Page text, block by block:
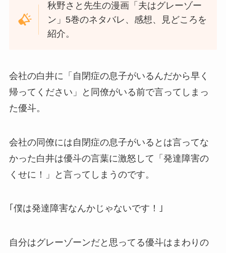
秋野さと先生の漫画「夫はグレーゾー
ン」5巻のネタバレ、感想、見どころを
紹介。
会社の白井に「自閉症の息子がいるんだから早く
帰ってください」と同僚がいる前で言ってしまっ
た優斗。
会社の同僚には自閉症の息子がいるとは言ってな
かった白井は優斗の言葉に激怒して「発達障害の
くせに！」と言ってしまうのです。
｢僕は発達障害なんかじゃないです！｣
自分はグレーゾーンだと思ってる優斗はまわりの